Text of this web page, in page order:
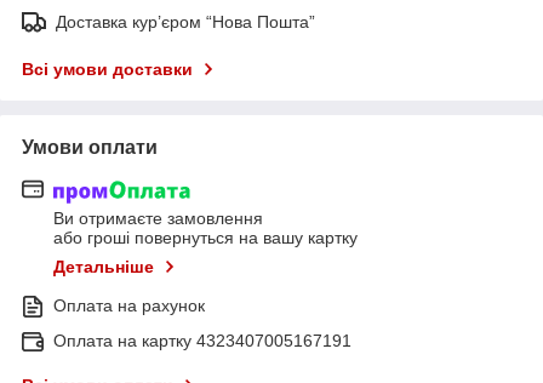
Доставка кур’єром “Нова Пошта”
Всі умови доставки
Умови оплати
Ви отримаєте замовлення
або гроші повернуться на вашу картку
Детальніше
Оплата на рахунок
Оплата на картку 4323407005167191